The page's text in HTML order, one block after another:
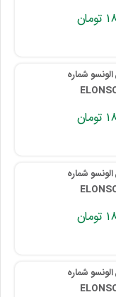
شماره
شماره
شماره